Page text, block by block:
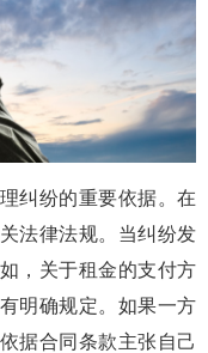
纷的重要依据。在
法律法规。当纠纷发
，关于租金的支付方
明确规定。如果一方
据合同条款主张自己